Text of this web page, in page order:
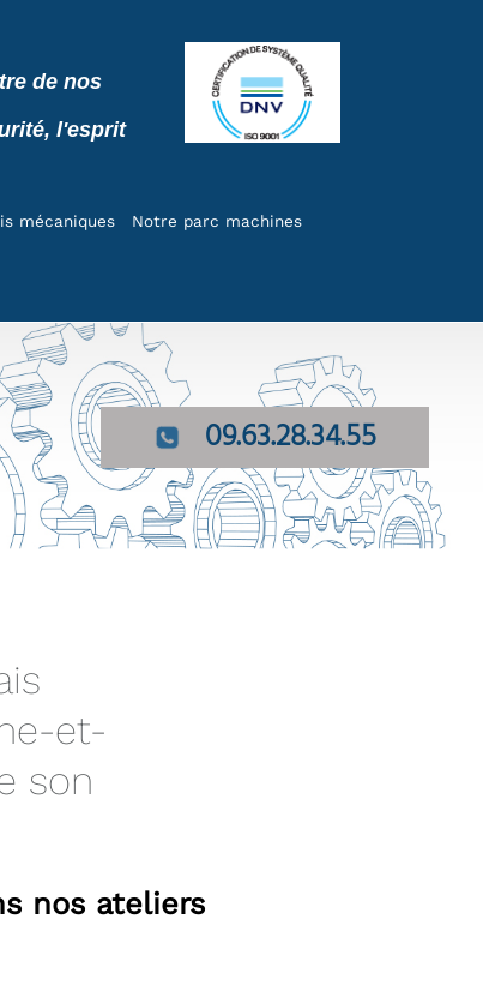
de nos
l'esprit
mécaniques Notre parc machines
09.63.28.34.55
et-
son
nos ateliers